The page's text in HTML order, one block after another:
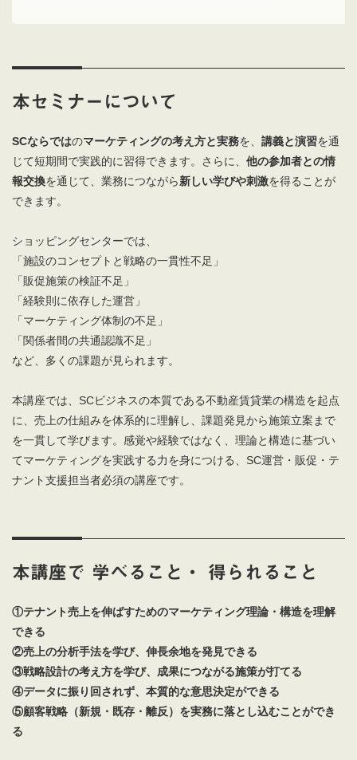
本セミナーについて
SCならではのマーケティングの考え方と実務を、 講義と演習を通
じて短期間で実践的に習得できます。さらに、 他の参加者との情
報交換を通じて、業務につながら新しい学びや刺激を得ることが
できます。
ショッピングセンターでは、
「施設のコンセプトと戦略の一貫性不足」
「販促施策の検証不足」
「経験則に依存した運営」
「マーケティング体制の不足」
「関係者間の共通認識不足」
など、多くの課題が見られます。
本講座では、SCビジネスの本質である不動産賃貸業の構造を起点
に、売上の仕組みを体系的に理解し、課題発見から施策立案まで
を一貫して学びます。感覚や経験ではなく、理論と構造に基づい
てマーケティングを実践する力を身につける、SC運営・販促・テ
ナント支援担当者必須の講座です。
本講座で 学べること・ 得られること
①テナント売上を伸ばすためのマーケティング理論・構造を理解
できる
②売上の分析手法を学び、伸長余地を発見できる
③戦略設計の考え方を学び、成果につながる施策が打てる
④データに振り回されず、本質的な意思決定ができる
⑤顧客戦略（新規・既存・離反）を実務に落とし込むことができ
る